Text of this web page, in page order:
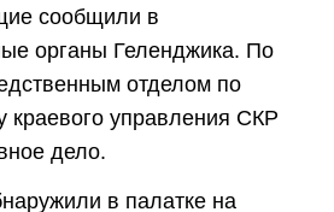
сообщили в
органы Геленджика. По
отделом по
краевого управления СКР
дело.
в палатке на